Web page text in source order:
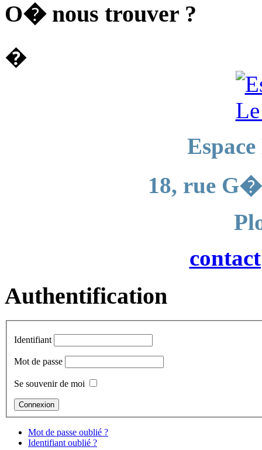
O� nous trouver ?
�
18, rue
Authentification
Identifiant
Mot de passe
Se souvenir de moi
Mot de passe oublié ?
Identifiant oublié ?